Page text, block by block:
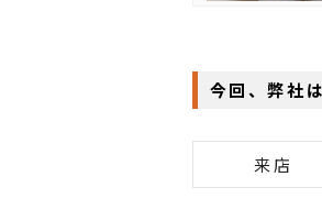
今回、弊社
来店